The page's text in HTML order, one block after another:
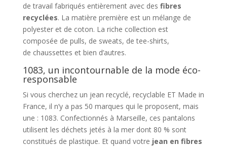
de travail fabriqués entièrement avec des fibres
recyclées. La matière première est un mélange de
polyester et de coton. La riche collection est
composée de pulls, de sweats, de tee-shirts,
de chaussettes et bien d’autres.
1083, un incontournable de la mode éco-
responsable
Si vous cherchez un jean recyclé, recyclable ET Made in
France, il n’y a pas 50 marques qui le proposent, mais
une : 1083. Confectionnés à Marseille, ces pantalons
utilisent les déchets jetés à la mer dont 80 % sont
constitués de plastique. Et quand votre jean en fibres